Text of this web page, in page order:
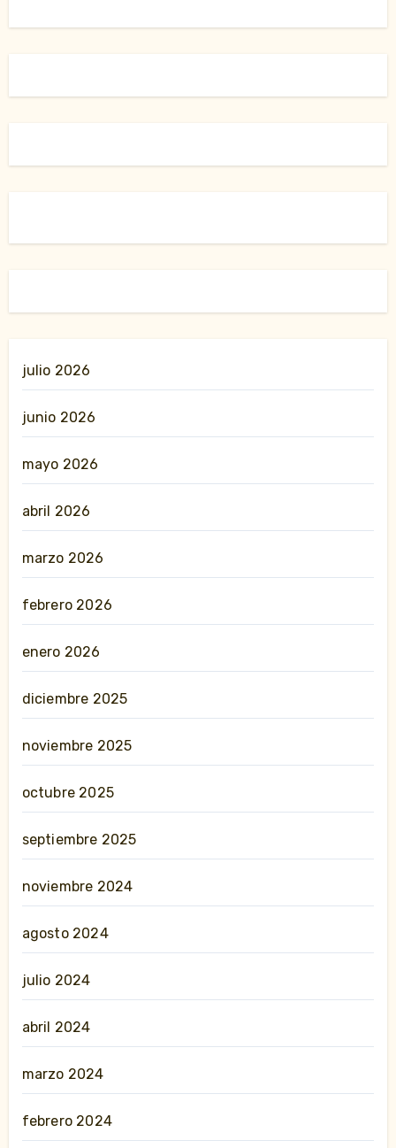
julio 2026
junio 2026
mayo 2026
abril 2026
marzo 2026
febrero 2026
enero 2026
diciembre 2025
noviembre 2025
octubre 2025
septiembre 2025
noviembre 2024
agosto 2024
julio 2024
abril 2024
marzo 2024
febrero 2024